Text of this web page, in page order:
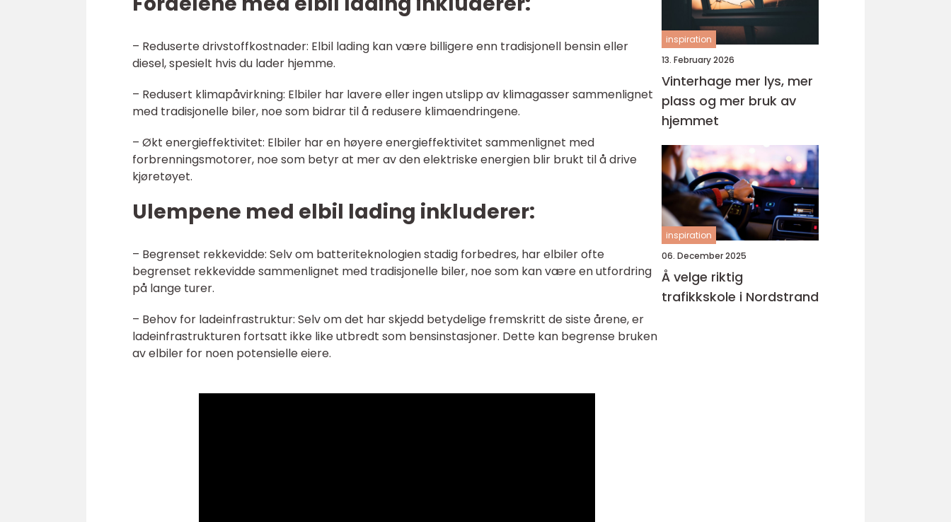
– Reduserte drivstoffkostnader: Elbil lading kan være billigere enn tradisjonell bensin eller
diesel, spesielt hvis du lader hjemme.
– Redusert klimapåvirkning: Elbiler har lavere eller ingen utslipp av klimagasser sammenlignet
med tradisjonelle biler, noe som bidrar til å redusere klimaendringene.
– Økt energieffektivitet: Elbiler har en høyere energieffektivitet sammenlignet med
forbrenningsmotorer, noe som betyr at mer av den elektriske energien blir brukt til å drive
kjøretøyet.
Ulempene med elbil lading inkluderer:
– Begrenset rekkevidde: Selv om batteriteknologien stadig forbedres, har elbiler ofte
begrenset rekkevidde sammenlignet med tradisjonelle biler, noe som kan være en utfordring
på lange turer.
– Behov for ladeinfrastruktur: Selv om det har skjedd betydelige fremskritt de siste årene, er
ladeinfrastrukturen fortsatt ikke like utbredt som bensinstasjoner. Dette kan begrense bruken
av elbiler for noen potensielle eiere.
inspiration
13. February 2026
Vinterhage mer lys, mer
plass og mer bruk av
hjemmet
inspiration
06. December 2025
Å velge riktig
trafikkskole i Nordstrand